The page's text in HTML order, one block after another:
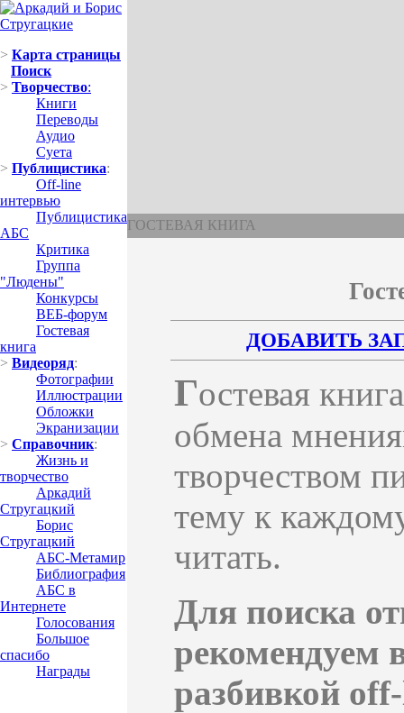
> Карта страницы
Поиск
> Творчество:
Книги
Переводы
Аудио
Суета
> Публицистика:
Off-line
интервью
Публицистика
АБС
Критика
Группа
"Людены"
Конкурсы
ВЕБ-форум
Гостевая
книга
> Видеоряд:
Фотографии
Иллюстрации
Обложки
Экранизации
> Справочник:
Жизнь и
творчество
Аркадий
Стругацкий
Борис
Стругацкий
АБС-Метамир
Библиография
АБС в
Интернете
Голосования
Большое
спасибо
Награды
ГОСТЕВАЯ КНИГА
ДОБАВИТЬ
Гостевая
обмена
творчеством
тему к
читать.
Для поиска
рекомендуем
разбивкой